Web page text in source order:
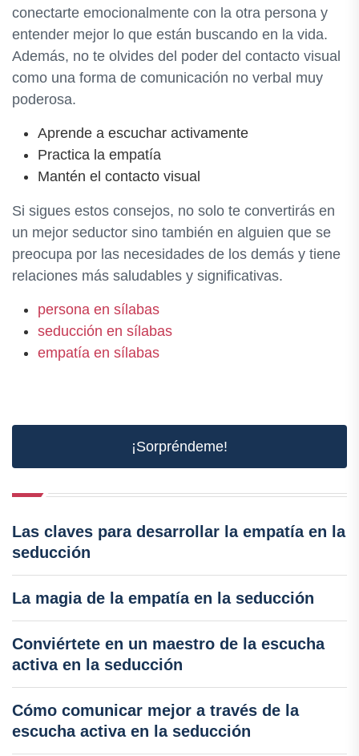
conectarte emocionalmente con la otra persona y
entender mejor lo que están buscando en la vida.
Además, no te olvides del poder del contacto visual
como una forma de comunicación no verbal muy
poderosa.
Aprende a escuchar activamente
Practica la empatía
Mantén el contacto visual
Si sigues estos consejos, no solo te convertirás en
un mejor seductor sino también en alguien que se
preocupa por las necesidades de los demás y tiene
relaciones más saludables y significativas.
persona en sílabas
seducción en sílabas
empatía en sílabas
¡Sorpréndeme!
Las claves para desarrollar la empatía en la
seducción
La magia de la empatía en la seducción
Conviértete en un maestro de la escucha
activa en la seducción
Cómo comunicar mejor a través de la
escucha activa en la seducción